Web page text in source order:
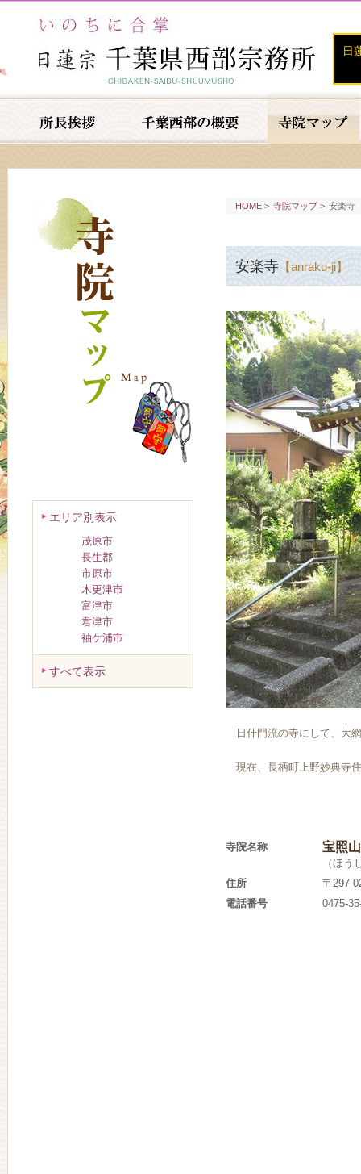
日
HOME > 寺院マップ> 安楽寺
安楽寺 【anraku-ji】
日什門流の寺にして、大
現在、長柄町上野妙典寺
寺院名称 宝照
（ほう
住所
〒297-
電話番号
0475-
エリア別表示
茂原市
長生郡
市原市
木更津市
富津市
君津市
袖ケ浦市
すべて表示